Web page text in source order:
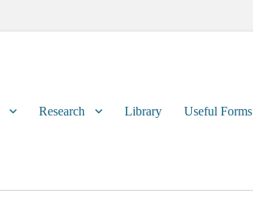
Research Library Useful Forms